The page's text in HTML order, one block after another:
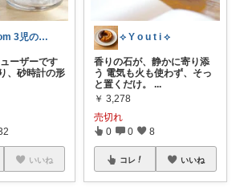
いまroom 3児のママ
ーザーです
、砂時計の形
いいね
⟡ Y o u t i ⟡
香りの石が、静かに寄り添
う 電気も火も使わず、そっ
と置くだけ。
...
￥ 3,278
売切れ
0 0 8
コレ いいね